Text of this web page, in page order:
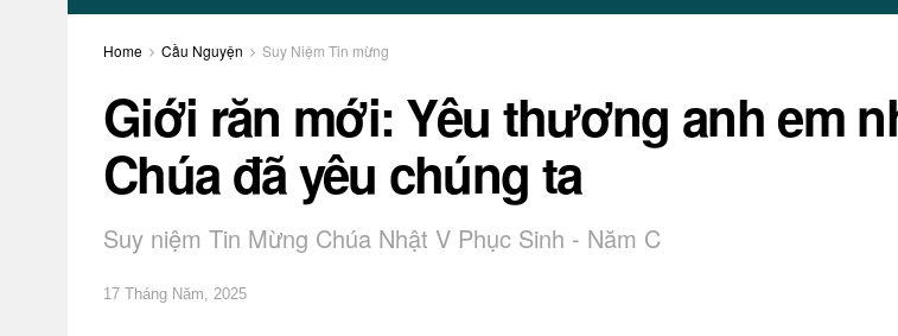
Home Cầu Nguyện Suy Niệm Tin mừng
Giới răn mới: Yêu thương anh em
Chúa đã yêu chúng ta
Suy niệm Tin Mừng Chúa Nhật V Phục Sinh - Năm C
17 Tháng Năm, 2025